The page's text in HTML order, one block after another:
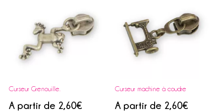
Curseur Grenouille.
A partir de 2,60€
Curseur machine à coudre
A partir de 2,60€